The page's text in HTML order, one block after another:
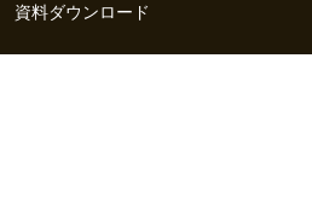
資料ダウンロード